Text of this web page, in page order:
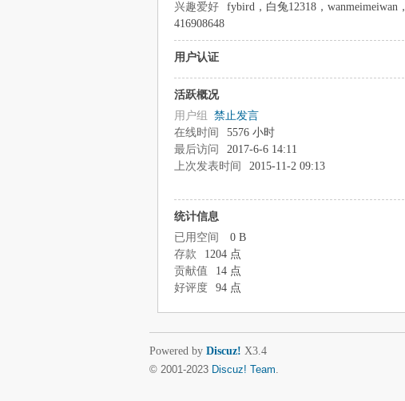
兴趣爱好
fybird，白兔12318，wanmeimeiwan，
416908648
用户认证
活跃概况
用户组 禁止发言
在线时间
5576 小时
最后访问
2017-6-6 14:11
上次发表时间
2015-11-2 09:13
统计信息
已用空间
0 B
存款
1204 点
贡献值
14 点
好评度
94 点
Powered by Discuz! X3.4
© 2001-2023 Discuz! Team.